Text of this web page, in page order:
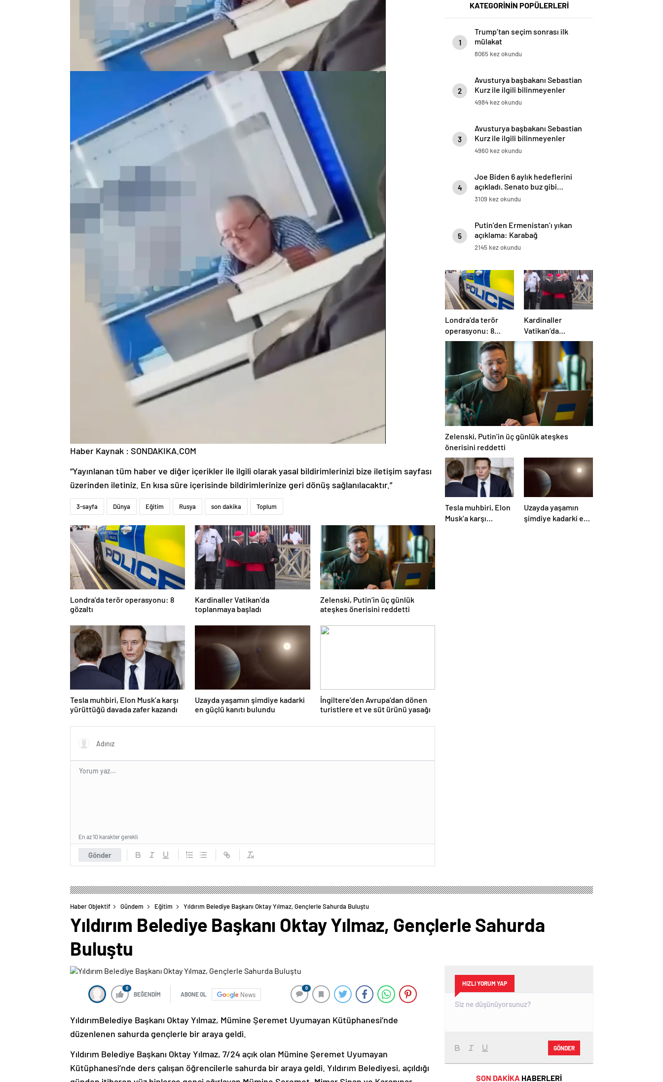
Haber Kaynak : SONDAKIKA.COM
“Yayınlanan tüm haber ve diğer içerikler ile ilgili olarak yasal bildirimlerinizi bize iletişim sayfası
üzerinden iletiniz. En kısa süre içerisinde bildirimlerinize geri dönüş sağlanılacaktır.”
3-sayfa Dünya Eğitim Rusya son dakika Toplum
Londra’da terör operasyonu: 8
gözaltı
Kardinaller Vatikan’da
toplanmaya başladı
Zelenski, Putin’in üç günlük
ateşkes önerisini reddetti
Tesla muhbiri, Elon Musk’a karşı
yürüttüğü davada zafer kazandı
Uzayda yaşamın şimdiye kadarki
en güçlü kanıtı bulundu
İngiltere’den Avrupa’dan dönen
turistlere et ve süt ürünü yasağı
Gönder
En az 10 karakter gerekli
KATEGORİNİN POPÜLERLERİ
1
Trump’tan seçim sonrası ilk
mülakat
8065 kez okundu
2
Avusturya başbakanı Sebastian
Kurz ile ilgili bilinmeyenler
4984 kez okundu
3
Avusturya başbakanı Sebastian
Kurz ile ilgili bilinmeyenler
4960 kez okundu
4
Joe Biden 6 aylık hedeflerini
açıkladı. Senato buz gibi…
3109 kez okundu
5
Putin’den Ermenistan’ı yıkan
açıklama: Karabağ
Azerbaycan’ın ayrılmaz bir
2145 kez okundu
Londra’da terör
operasyonu: 8
gözaltı
Kardinaller
Vatikan’da
toplanmaya başladı
Zelenski, Putin’in üç günlük ateşkes
önerisini reddetti
Tesla muhbiri, Elon
Musk’a karşı
Uzayda yaşamın
şimdiye kadarki en
Haber Objektif Gündem Eğitim Yıldırım Belediye Başkanı Oktay Yılmaz, Gençlerle Sahurda Buluştu
Yıldırım Belediye Başkanı Oktay Yılmaz, Gençlerle Sahurda
Buluştu
0
BEĞENDİM ABONE OL News
0
YıldırımBelediye Başkanı Oktay Yılmaz, Mümine Şeremet Uyumayan Kütüphanesi’nde
düzenlenen sahurda gençlerle bir araya geldi.
Yıldırım Belediye Başkanı Oktay Yılmaz, 7/24 açık olan Mümine Şeremet Uyumayan
Kütüphanesi’nde ders çalışan öğrencilerle sahurda bir araya geldi. Yıldırım Belediyesi, açıldığı
HIZLI YORUM YAP
GÖNDER
SON DAKİKA HABERLERİ